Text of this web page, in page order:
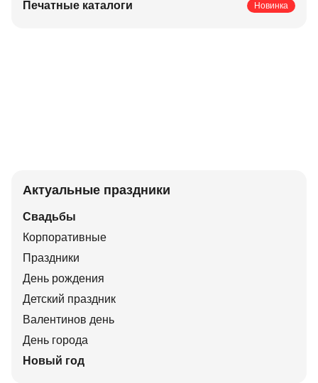
Печатные каталоги
Новинка
Актуальные праздники
Свадьбы
Корпоративные
Праздники
День рождения
Детский праздник
Валентинов день
День города
Новый год